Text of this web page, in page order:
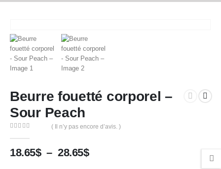
Beurre fouetté corporel –
Sour Peach
( Il n’y pas encore d’avis. )
18.65$ – 28.65$